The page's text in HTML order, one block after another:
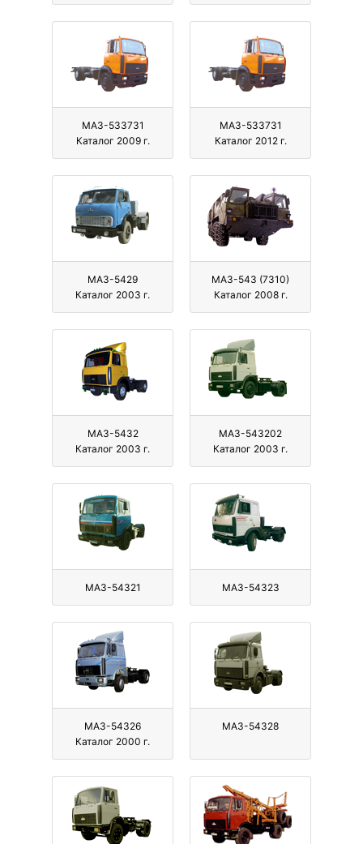
МАЗ-533731
Каталог 2009 г.
МАЗ-533731
Каталог 2012 г.
МАЗ-5429
Каталог 2003 г.
МАЗ-543 (7310)
Каталог 2008 г.
МАЗ-5432
Каталог 2003 г.
МАЗ-543202
Каталог 2003 г.
МАЗ-54321 МАЗ-54323
МАЗ-54326
Каталог 2000 г.
МАЗ-54328